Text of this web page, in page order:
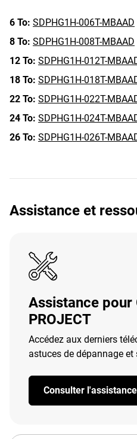
6 To: SDPHG1H-006T-MBAAD
8 To: SDPHG1H-008T-MBAAD
12 To: SDPHG1H-012T-
18 To: SDPHG1H-018T-
22 To: SDPHG1H-022T-
24 To: SDPHG1H-024T-
26 To: SDPHG1H-026T-
Assistance et
Assistance pour
PROJECT
Accédez aux derniers
astuces de dépannage et
Consulter